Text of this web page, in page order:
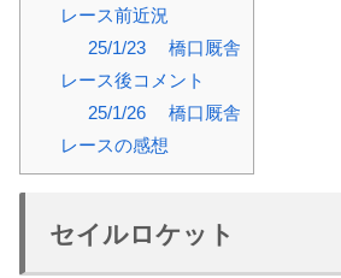
レース前近況
25/1/23 橋口厩舎
レース後コメント
25/1/26 橋口厩舎
レースの感想
セイルロケット